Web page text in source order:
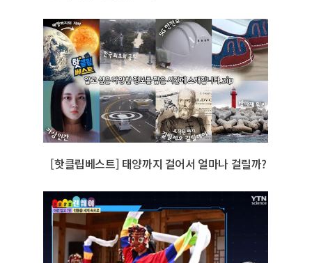
[핫클립베스트] 태양까지 걸어서 얼마나 걸릴까?